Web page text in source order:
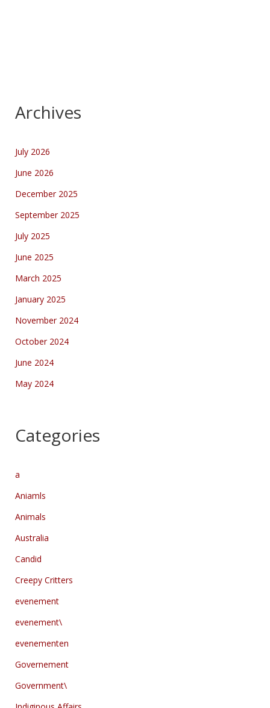
Archives
July 2026
June 2026
December 2025
September 2025
July 2025
June 2025
March 2025
January 2025
November 2024
October 2024
June 2024
May 2024
Categories
a
Aniamls
Animals
Australia
Candid
Creepy Critters
evenement
evenement\
evenementen
Governement
Government\